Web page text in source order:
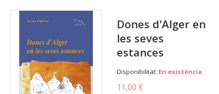
Dones d'Alger en
les seves
estances
Disponibilitat: En existència
11,00 €